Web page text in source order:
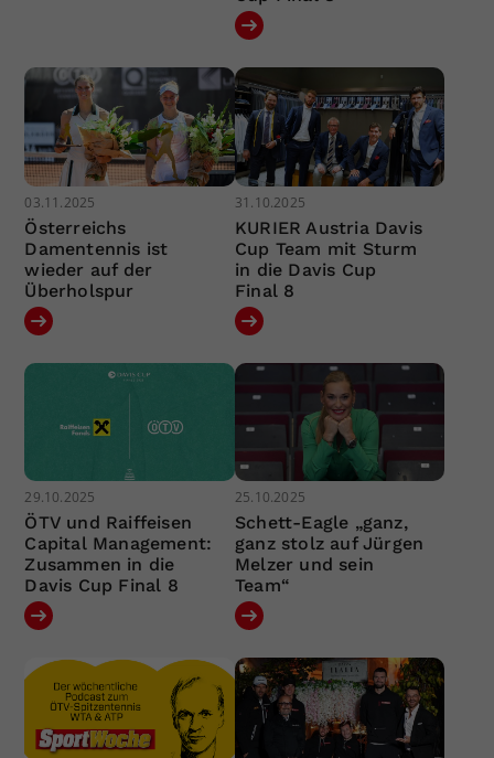
03.11.2025
Österreichs
Damentennis ist
wieder auf der
Überholspur
31.10.2025
KURIER Austria Davis
Cup Team mit Sturm
in die Davis Cup
Final 8
29.10.2025
ÖTV und Raiffeisen
Capital Management:
Zusammen in die
Davis Cup Final 8
25.10.2025
Schett-Eagle „ganz,
ganz stolz auf Jürgen
Melzer und sein
Team“